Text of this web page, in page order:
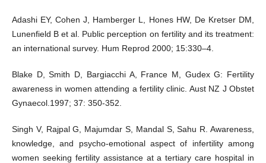
Adashi EY, Cohen J, Hamberger L, Hones HW, De Kretser DM,
Lunenfield B et al. Public perception on fertility and its treatment:
an international survey. Hum Reprod 2000; 15:330–4.
Blake D, Smith D, Bargiacchi A, France M, Gudex G: Fertility
awareness in women attending a fertility clinic. Aust NZ J Obstet
Gynaecol.1997; 37: 350-352.
Singh V, Rajpal G, Majumdar S, Mandal S, Sahu R. Awareness,
knowledge, and psycho-emotional aspect of infertility among
women seeking fertility assistance at a tertiary care hospital in